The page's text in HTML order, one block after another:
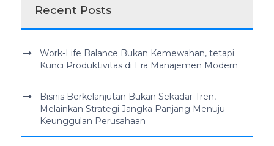
Recent Posts
Work-Life Balance Bukan Kemewahan, tetapi
Kunci Produktivitas di Era Manajemen Modern
Bisnis Berkelanjutan Bukan Sekadar Tren,
Melainkan Strategi Jangka Panjang Menuju
Keunggulan Perusahaan